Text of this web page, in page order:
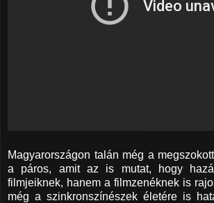
Magyarországon talán még a
a páros, amit az is mutat, hogy
filmjeiknek, hanem a filmzenéknek is
még a szinkronszínészek életére is